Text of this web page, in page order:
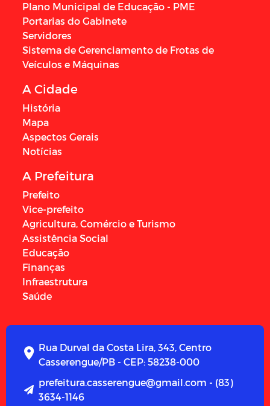
Plano Municipal de Educação - PME
Portarias do Gabinete
Servidores
Sistema de Gerenciamento de Frotas de
Veículos e Máquinas
A Cidade
História
Mapa
Aspectos Gerais
Notícias
A Prefeitura
Prefeito
Vice-prefeito
Agricultura, Comércio e Turismo
Assistência Social
Educação
Finanças
Infraestrutura
Saúde
Rua Durval da Costa Lira, 343, Centro
Casserengue/PB - CEP: 58238-000
prefeitura.casserengue@gmail.com - (83)
3634-1146